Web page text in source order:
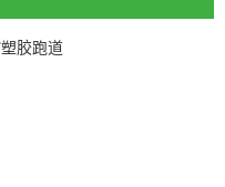
塑胶跑道